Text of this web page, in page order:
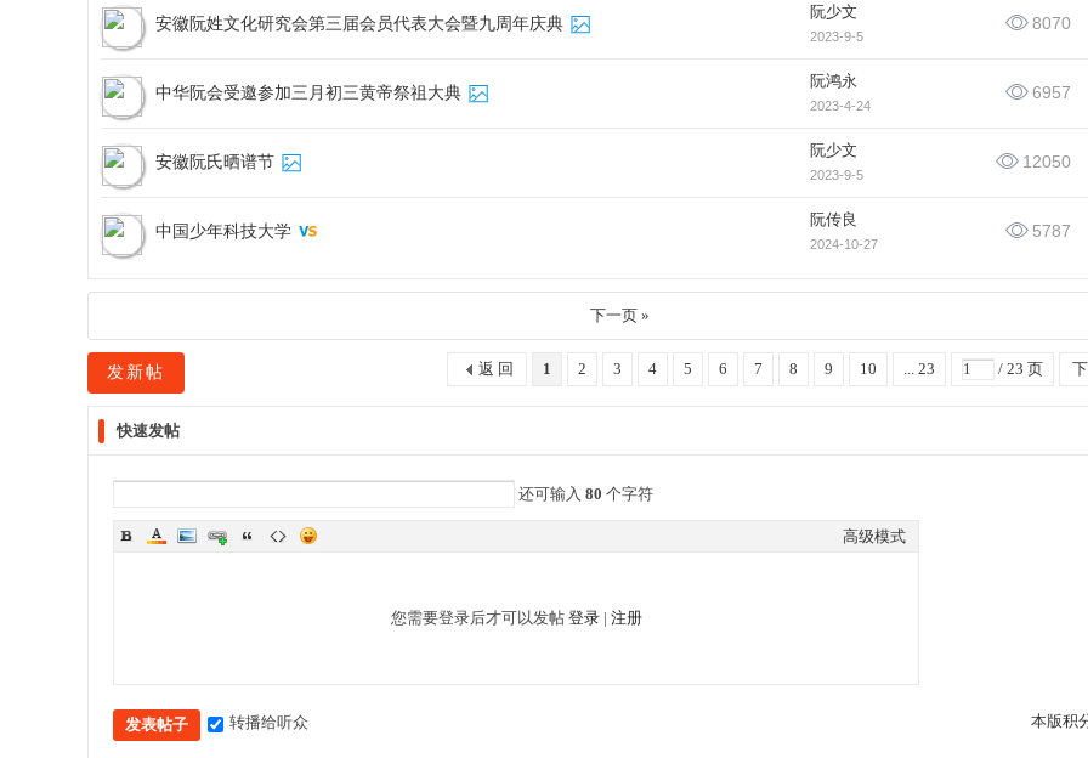
安徽阮姓文化研究会第三届会员代表大会暨九周年庆典
阮少文
2023-9-5
8070
中华阮会受邀参加三月初三黄帝祭祖大典
阮鸿永
2023-4-24
6957
安徽阮氏晒谱节
阮少文
2023-9-5
12050
中国少年科技大学
阮传良
2024-10-27
5787
下一页 »
1 2 3 4 5 6 7 8 9 10 ... 23 / 23 页
返 回
发新帖
快速发帖
还可输入 80 个字符
高级模式
您需要登录后才可以发帖 登录| 注册
本版积
发表帖子 转播给听众